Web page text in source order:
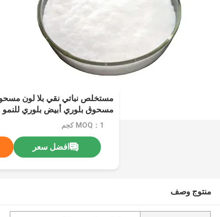
مسحوق بلوري أبيض بلوري للنمو
MOQ：1 كجم
افضل سعر
منتوج وصف